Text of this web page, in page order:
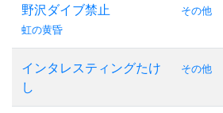
野沢ダイブ禁止
虹の黄昏
その他
インタレスティングたけ
し
その他